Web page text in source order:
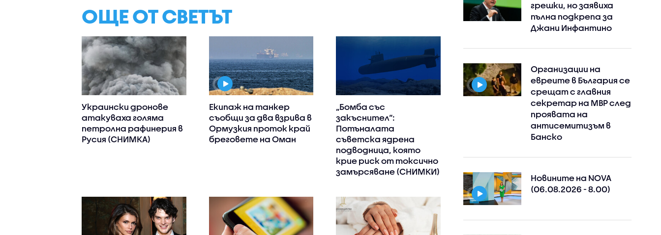
ОЩЕ ОТ СВЕТЪТ
Украински дронове
атакуваха голяма
петролна рафинерия в
Русия (СНИМКА)
Екипаж на танкер
съобщи за два взрива в
Ормузкия проток край
бреговете на Оман
„Бомба със
закъснител“:
Потъналата
съветска ядрена
подводница, която
крие риск от токсично
замърсяване (СНИМКИ)
грешки, но заявиха
пълна подкрепа за
Джани Инфантино
Организации на
евреите в България се
срещат с главния
секретар на МВР след
проявата на
антисемитизъм в
Банско
Новините на NOVA
(06.08.2026 - 8.00)